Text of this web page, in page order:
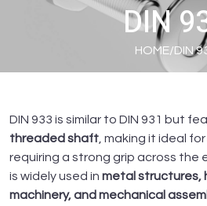
DIN
HOME/DIN
DIN 933 is similar to DIN 931 but
threaded shaft , making it ideal
requiring a strong grip across the
is widely used in metal structures,
machinery, and mechanical